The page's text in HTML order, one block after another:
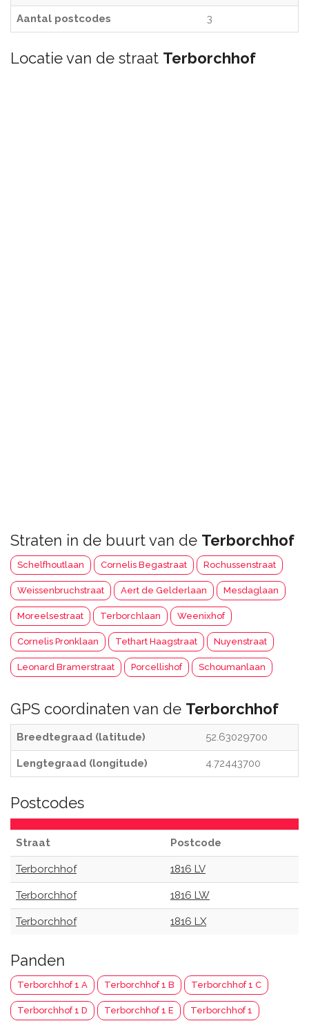
Aantal postcodes 3
Locatie van de straat Terborchhof
Straten in de buurt van de Terborchhof
Schelfhoutlaan Cornelis Begastraat Rochussenstraat
Weissenbruchstraat Aert de Gelderlaan Mesdaglaan
Moreelsestraat Terborchlaan Weenixhof
Cornelis Pronklaan Tethart Haagstraat Nuyenstraat
Leonard Bramerstraat Porcellishof Schoumanlaan
GPS coordinaten van de Terborchhof
Breedtegraad (latitude) 52.63029700
Lengtegraad (longitude) 4.72443700
Postcodes
Straat Postcode
Terborchhof 1816 LV
Terborchhof 1816 LW
Terborchhof 1816 LX
Panden
Terborchhof 1 A Terborchhof 1 B Terborchhof 1 C
Terborchhof 1 D Terborchhof 1 E Terborchhof 1